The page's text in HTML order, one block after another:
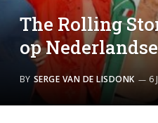
The Rolling
op
BY SERGE VAN DE LISDONK 6